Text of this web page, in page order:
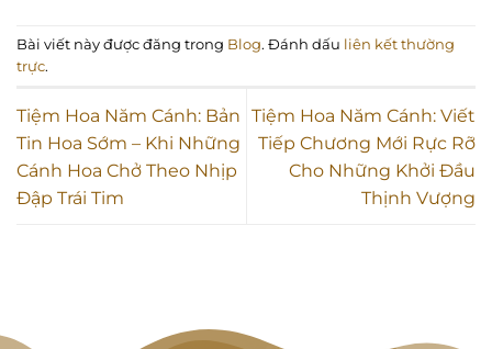
Bài viết này được đăng trong Blog. Đánh dấu liên kết thường
trực.
Tiệm Hoa Năm Cánh: Bản
Tin Hoa Sớm – Khi Những
Cánh Hoa Chở Theo Nhịp
Đập Trái Tim
Tiệm Hoa Năm Cánh: Viết
Tiếp Chương Mới Rực Rỡ
Cho Những Khởi Đầu
Thịnh Vượng